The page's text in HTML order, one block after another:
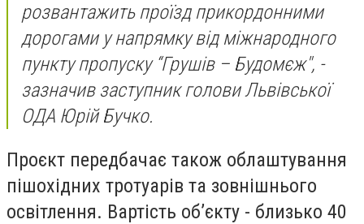
розвантажить проїзд прикордонними
дорогами у напрямку від міжнародного
пункту пропуску “Грушів – Будомєж", -
зазначив заступник голови Львівської
ОДА Юрій Бучко.
Проєкт передбачає також облаштування
пішохідних тротуарів та зовнішнього
освітлення. Вартість об’єкту - близько 40